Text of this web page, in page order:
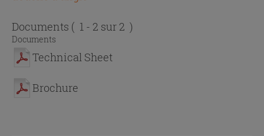
Documents ( 1 - 2 sur 2 )
Documents
Technical Sheet
Brochure